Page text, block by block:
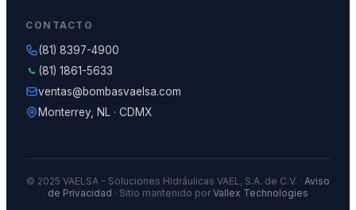
CONTACTO
(81) 8397-4900
(81) 1861-5633
ventas@bombasvaelsa.com
Monterrey, NL · CDMX
© 2025 VAELSA - Soluciones Hidráulicas VAEL, S.A. de C.V. · Aviso
de Privacidad · Sitio mantenido por Vallex Technologies